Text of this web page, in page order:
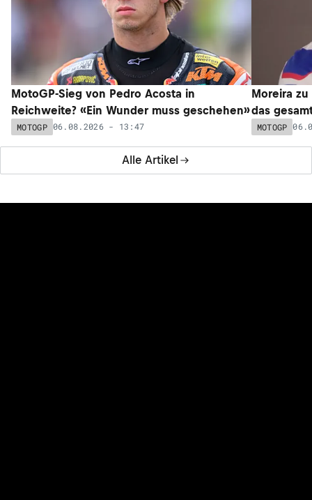
Alle Artikel
MotoGP-Sieg von Pedro Acosta in
Reichweite? «Ein Wunder muss geschehen»
MOTOGP 06.08.2026 - 13:47
Moreira
das
MOTOGP